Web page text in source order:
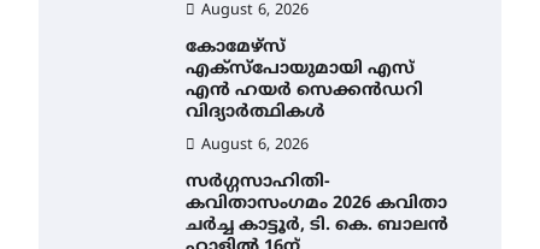
August 6, 2026
കോമേഴ്സ്
എക്സ്പോയുമായി എസ്
എൻ ഹയർ സെക്കൻഡറി
വിദ്യാർത്ഥികൾ
August 6, 2026
സർഗ്ഗസാഹിതി-
കവിതാസംഗമം 2026 കവിതാ
ചർച്ച കാട്ടൂർ, ടി. കെ. ബാലൻ